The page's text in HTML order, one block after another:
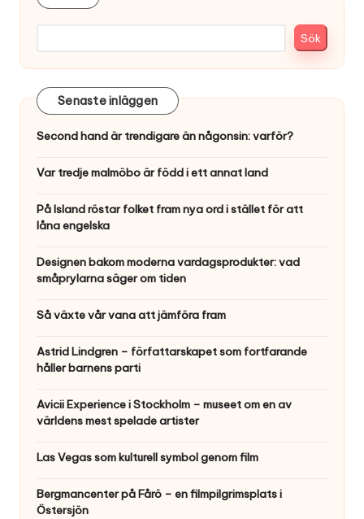
Sök
Senaste inläggen
Second hand är trendigare än någonsin: varför?
Var tredje malmöbo är född i ett annat land
På Island röstar folket fram nya ord i stället för att
låna engelska
Designen bakom moderna vardagsprodukter: vad
småprylarna säger om tiden
Så växte vår vana att jämföra fram
Astrid Lindgren – författarskapet som fortfarande
håller barnens parti
Avicii Experience i Stockholm – museet om en av
världens mest spelade artister
Las Vegas som kulturell symbol genom film
Bergmancenter på Fårö – en filmpilgrimsplats i
Östersjön